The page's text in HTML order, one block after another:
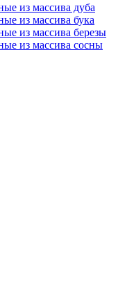
из массива дуба
из массива бука
из массива березы
из массива сосны